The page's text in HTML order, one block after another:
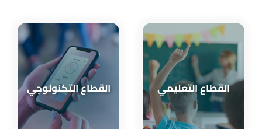
القطاع التعليمي القطاع التكنولوجي